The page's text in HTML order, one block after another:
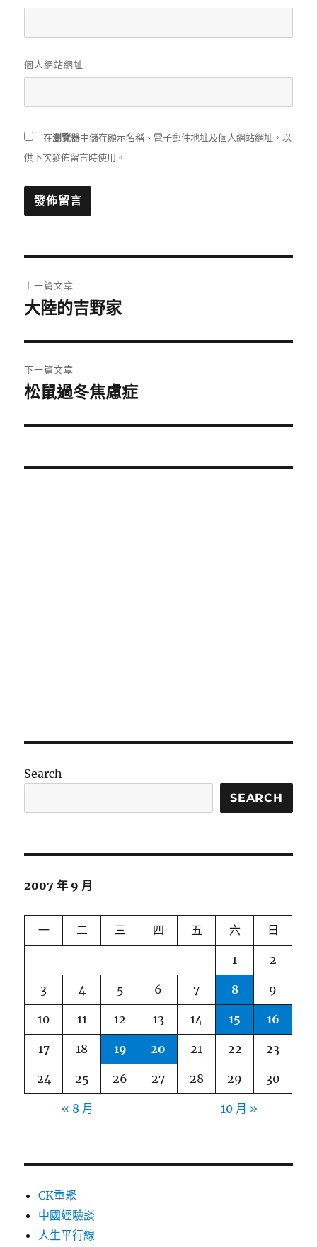
個人網站網址
在瀏覽器中儲存顯示名稱、電子郵件地址及個人網站網址，以
供下次發佈留言時使用。
章
覽
上一篇文章
上
篇
文
章:
大陸的吉野家
下一篇文章
下
篇
章:
松鼠過冬焦慮症
Search
SEARCH
2007 年 9 月
一 二 三 四 五 六 日
1 2
3 4 5 6 7 8 9
10 11 12 13 14 15 16
17 18 19 20 21 22 23
24 25 26 27 28 29 30
« 8 月 10 月 »
CK重聚
中國經驗談
人生平行線